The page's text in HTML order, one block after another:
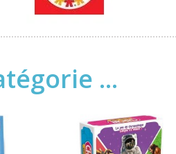
...